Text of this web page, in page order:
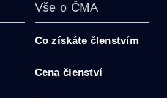
Vše o ČMA
Co získáte členstvím
Cena členství